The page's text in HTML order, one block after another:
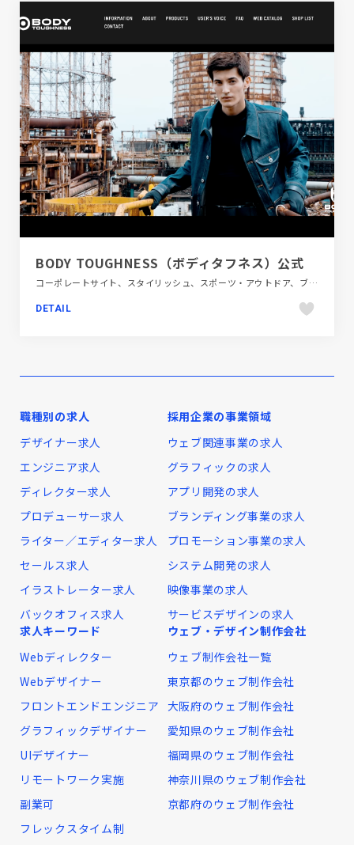
BODY TOUGHNESS（ボディタフネス）公式
コーポレートサイト、スタイリッシュ、スポーツ・アウトドア、ブラック系 、大きめ写真
DETAIL
職種別の求人
デザイナー求人
エンジニア求人
ディレクター求人
プロデューサー求人
ライター／エディター求人
セールス求人
イラストレーター求人
バックオフィス求人
採用企業の事業領域
ウェブ関連事業の求人
グラフィックの求人
アプリ開発の求人
ブランディング事業の求人
プロモーション事業の求人
システム開発の求人
映像事業の求人
サービスデザインの求人
求人キーワード
Webディレクター
Webデザイナー
フロントエンドエンジニア
グラフィックデザイナー
UIデザイナー
リモートワーク実施
副業可
フレックスタイム制
ウェブ・デザイン制作会社
ウェブ制作会社一覧
東京都のウェブ制作会社
大阪府のウェブ制作会社
愛知県のウェブ制作会社
福岡県のウェブ制作会社
神奈川県のウェブ制作会社
京都府のウェブ制作会社